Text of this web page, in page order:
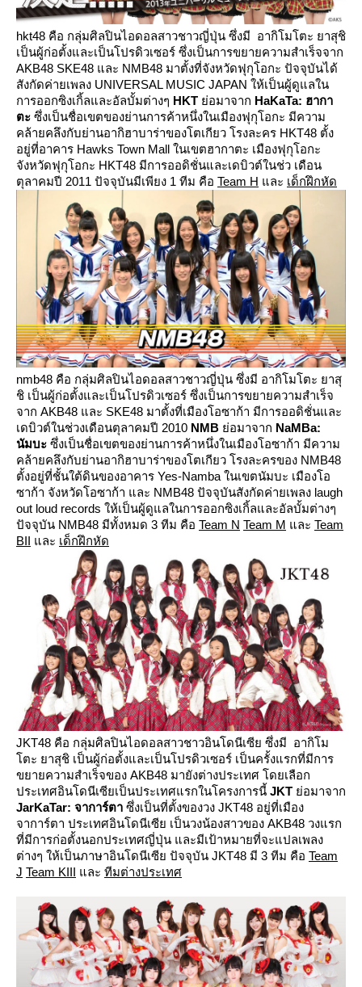
hkt48 คือ กลุ่มศิลปินไอดอลสาวชาวญี่ปุ่น ซึ่งมี อากิโมโตะ ยาสุชิ
เป็นผู้ก่อตั้งและเป็นโปรดิวเซอร์ ซึ่งเป็นการขยายความสำเร็จจาก
AKB48 SKE48 ละ NMB48 มาตั้งที่จังหวัดฟุกุโอกะ ปัจจุบันได้
สังกัดค่ายเพลง UNIVERSAL MUSIC JAPAN ห้เป็นผู้ดูแลใน
การออกซิงเกิ้ลและอัลบั้มต่างๆ HKT ่อมาจาก HaKaTa: ฮากา
ตะ ซึ่งเป็นชื่อเขตของย่านการค้าหนึ่งในเมืองฟุกุโอกะ มีความ
คล้ายคลึงกับย่านอากิฮาบาร่าของโตเกียว โรงละคร HKT48 ตั้ง
อยู่ที่อาคาร Hawks Town Mall นเขตฮากาตะ เมืองฟุกุโอกะ
จังหวัดฟุกุโอกะ HKT48 มีการออดิชั่นและเดบิวต์ในช่ว เดือน
ตุลาคมปี 2011 ปัจจุบันมีเพียง 1 ทีม คือ Team H ละ เด็กฝึกหัด
nmb48 คือ กลุ่มศิลปินไอดอลสาวชาวญี่ปุ่น ซึ่งมี อากิโมโตะ ยาสุ
ชิ เป็นผู้ก่อตั้งและเป็นโปรดิวเซอร์ ซึ่งเป็นการขยายความสำเร็จ
จาก AKB48 ละ SKE48 มาตั้งที่เมืองโอซาก้า มีการออดิชั่นและ
เดบิวต์ในช่วงเดือนตุลาคมปี 2010 NMB ่อมาจาก NaMBa:
นัมบะ ซึ่งเป็นชื่อเขตของย่านการค้าหนึ่งในเมืองโอซาก้า มีความ
คล้ายคลึงกับย่านอากิฮาบาร่าของโตเกียว โรงละครของ NMB48
ตั้งอยู่ที่ชั้นใต้ดินของอาคาร Yes-Namba นเขตนัมบะ เมืองโอ
ซาก้า จังหวัดโอซาก้า และ NMB48 ปัจจุบันสังกัดค่ายเพลง laugh
out loud records ห้เป็นผู้ดูแลในการออกซิงเกิ้ลและอัลบั้มต่างๆ
ปัจจุบัน NMB48 มีทั้งหมด 3 ทีม คือ Team N Team M ละ Team
BII ละ เด็กฝึกหัด
JKT48 คือ กลุ่มศิลปินไอดอลสาวชาวอินโดนีเซีย ซึ่งมี อากิโม
ตะ ยาสุชิ เป็นผู้ก่อตั้งและเป็นโปรดิวเซอร์ เป็นครั้งแรกที่มีการ
ขยายความสำเร็จของ AKB48 มายังต่างประเทศ โดยเลือก
ประเทศอินโดนีเซียเป็นประเทศแรกในโครงการนี้ JKT ่อมาจาก
JarKaTar: จาการ์ตา ซึ่งเป็นที่ตั้งของวง JKT48 อยู่ที่เมือง
จาการ์ตา ประเทศอินโดนีเซีย เป็นวงน้องสาวของ AKB48 วงแรก
ที่มีการก่อตั้งนอกประเทศญี่ปุ่น และมีเป้าหมายที่จะแปลเพลง
ต่างๆ ให้เป็นภาษาอินโดนีเซีย ปัจจุบัน JKT48 มี 3 ทีม คือ Team
J Team KIII ละ ทีมต่างประเทศ